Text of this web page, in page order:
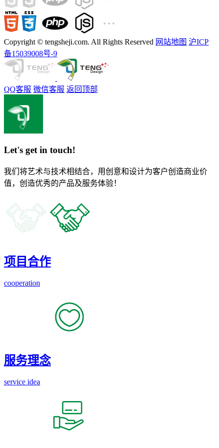
Copyright © tengsheji.com. All Rights Reserved 网站地图 沪ICP
备15039008号-9
QQ客服 微信客服 返回顶部
Let's get in touch!
我们将艺术与技术相结合，用创意和设计为客户创造商业价
值，创造优秀的产品及服务体验！
项目合作
cooperation
服务理念
service idea